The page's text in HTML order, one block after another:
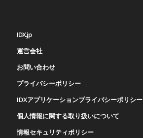
IDX.jp
運営会社
お問い合わせ
プライバシーポリシー
IDXアプリケーションプライバシーポリシー
個人情報に関する取り扱いについて
情報セキュリティポリシー